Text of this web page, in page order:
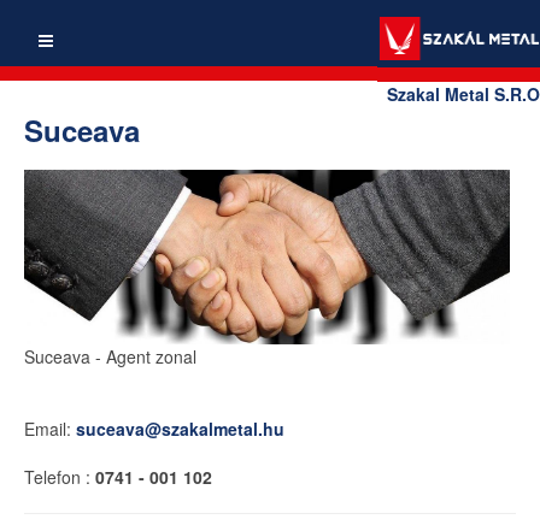
Szakal Metal S.R.O
Suceava
Suceava - Agent zonal
Email: suceava@szakalmetal.hu
Telefon : 0741 - 001 102